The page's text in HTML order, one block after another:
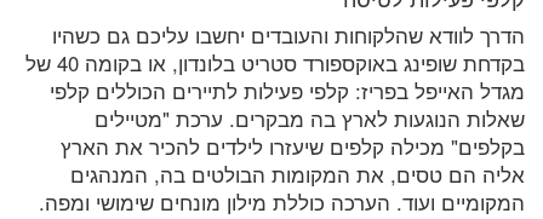
הדרך לוודא שהלקוחות והעובדים יחשבו עליכם גם כשהיו
בקדחת שופינג באוקספורד סטריט בלונדון, או בקומה 40 של
מגדל האייפל בפריז: קלפי פעילות לתיירים הכוללים קלפי
שאלות הנוגעות לארץ בה מבקרים. ערכת "מטיילים
בקלפים" מכילה קלפים שיעזרו לילדים להכיר את הארץ
אליה הם טסים, את המקומות הבולטים בה, המנהגים
המקומיים ועוד. הערכה כוללת מילון מונחים שימושי ומפה.